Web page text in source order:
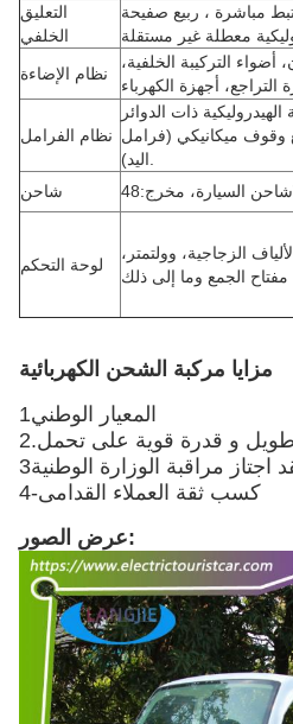
التعليق
الخلفي
مباشرة ، ربيع صفيحة
نظام الإضاءة
أضواء التركيبة الخلفية،
التراجع، أجهزة الكهرباء
نظام الفرامل
ذات الدوائر
وقوف ميكانيكي (فرامل
شاحن
لوحة التحكم
الزجاجية، وولتمتر،
مزايا مركبة الشحن الكهربائية
1المعيار الوطني
طويل و قدرة قوية على تحمل
اجتاز مراقبة الوزارة الوطنية
4-كسب ثقة العملاء القدامى
عرض الصور: